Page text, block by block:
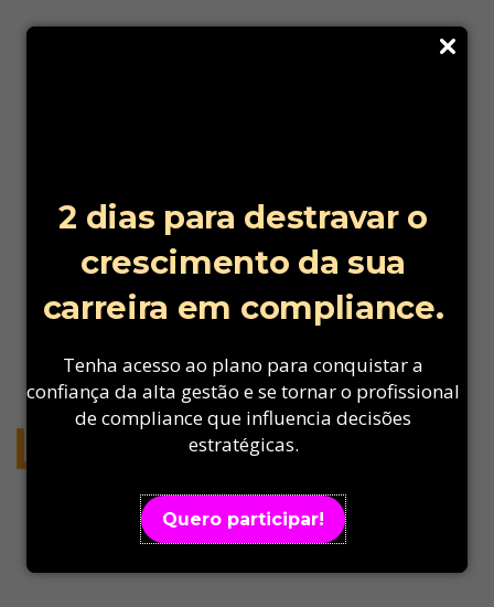
2 dias para destravar o
crescimento da sua
carreira em compliance.
Tenha acesso ao plano para conquistar a
confiança da alta gestão e se tornar o profissional
de compliance que influencia decisões
estratégicas.
Quero participar!
SOU ALUNO